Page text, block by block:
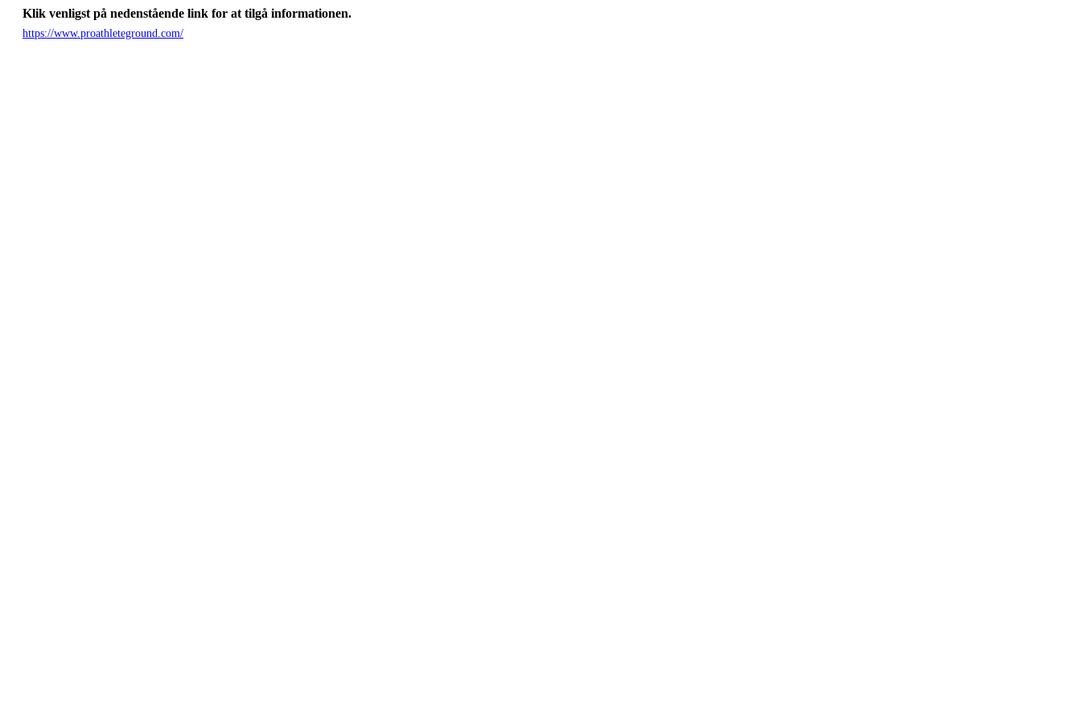
Klik venligst på nedenstående link for at tilgå informationen.
https://www.proathleteground.com/